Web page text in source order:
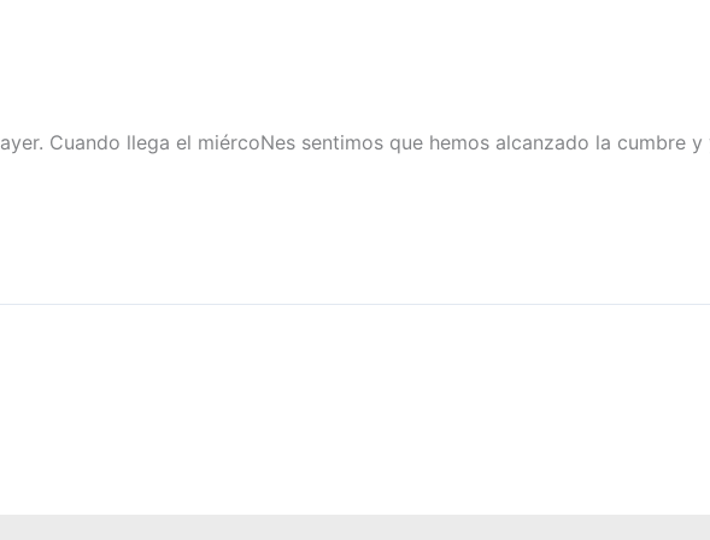
Cuando llega el miércoNes sentimos que hemos alcanzado la cumbre